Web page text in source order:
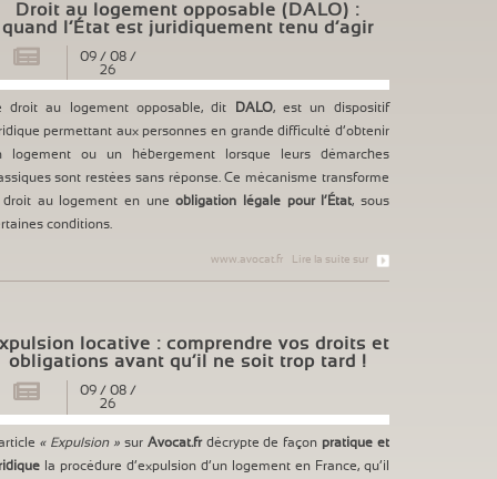
Droit au logement opposable (DALO) :
quand l’État est juridiquement tenu d’agir
09/ 08 /
26
droit au logement opposable, dit DALO, est un dispositif
permettant aux personnes en grande difficulté d’obtenir
logement ou un hébergement lorsque leurs démarches
sont restées sans réponse. Ce mécanisme transforme
droit au logement en uneobligation légale pour l’État, sous
conditions.
Lire la suite sur
www.avocat.fr
locative : comprendre vos droits et
obligations avant qu’il ne soit trop tard !
09/ 08 /
26
« Expulsion » sur Avocat.frdécrypte de façon pratique et
la procédure d’expulsion d’un logement en France, qu’il